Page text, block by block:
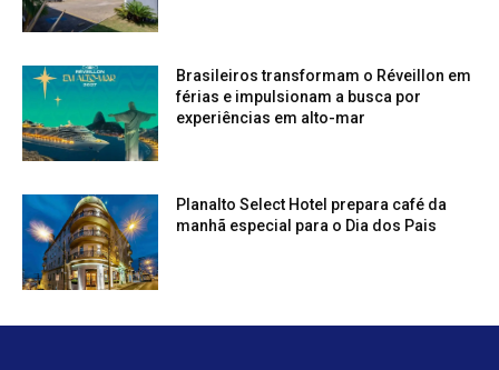
Brasileiros transformam o Réveillon em
férias e impulsionam a busca por
experiências em alto-mar
Planalto Select Hotel prepara café da
manhã especial para o Dia dos Pais